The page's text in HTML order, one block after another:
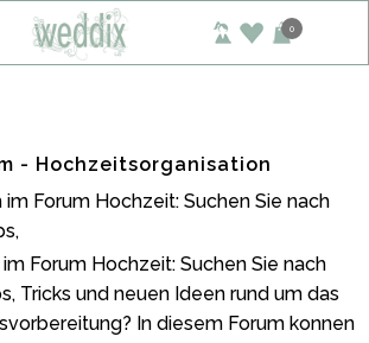
0
- Hochzeitsorganisation
im Forum Hochzeit: Suchen Sie nach
Forum Hochzeit: Suchen Sie nach
Tricks und neuen Ideen rund um das
In diesem Forum konnen